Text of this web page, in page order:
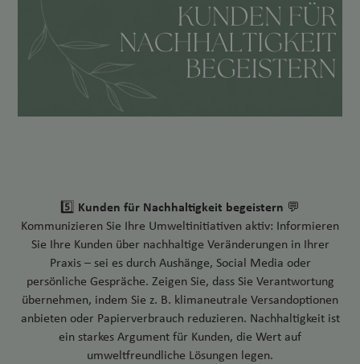
5️⃣ Kunden für Nachhaltigkeit begeistern 💬
Kommunizieren Sie Ihre Umweltinitiativen aktiv: Informieren
Sie Ihre Kunden über nachhaltige Veränderungen in Ihrer
Praxis – sei es durch Aushänge, Social Media oder
persönliche Gespräche. Zeigen Sie, dass Sie Verantwortung
übernehmen, indem Sie z. B. klimaneutrale Versandoptionen
anbieten oder Papierverbrauch reduzieren. Nachhaltigkeit ist
ein starkes Argument für Kunden, die Wert auf
umweltfreundliche Lösungen legen.